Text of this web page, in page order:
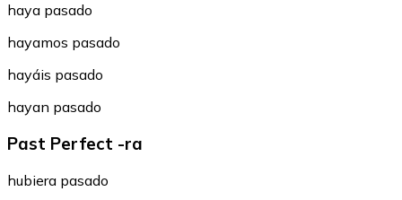
haya pasado
hayamos pasado
hayáis pasado
hayan pasado
Past Perfect -ra
hubiera pasado